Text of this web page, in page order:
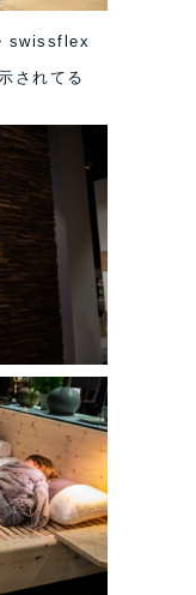
swissflex
されてる